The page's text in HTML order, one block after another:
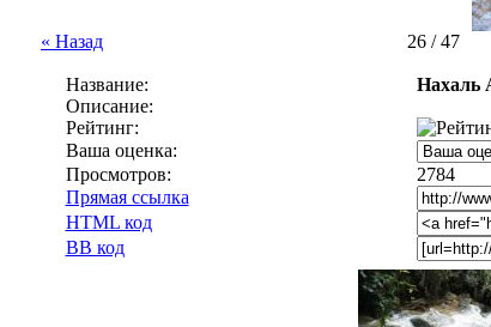
« Назад 26 / 47
Название:
Нахаль
Описание:
Рейтинг:
Ваша оценка:
Просмотров:
2784
Прямая ссылка
HTML код
BB код